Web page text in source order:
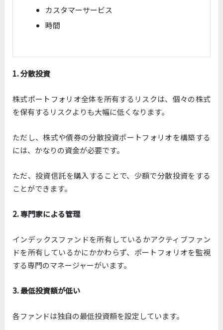
カスタマーサービス
時間
1. 分散投資
株式ポートフォリオ全体を所有するリスクは、個々の株式
を保有するリスクよりも大幅に低くなります。
ただし、株式や債券の分散投資ポートフォリオを構築する
には、かなりの資金が必要です。
ただ、投資信託を購入することで、少額で分散投資をする
ことができます。
2. 専門家による管理
インデックスファンドを所有しているかアクティブファン
ドを所有しているかにかかわらず、ポートフォリオを監視
する専門のマネージャーがいます。
3. 最低投資額が低い
各ファンドは独自の最低投資額を設定しています。